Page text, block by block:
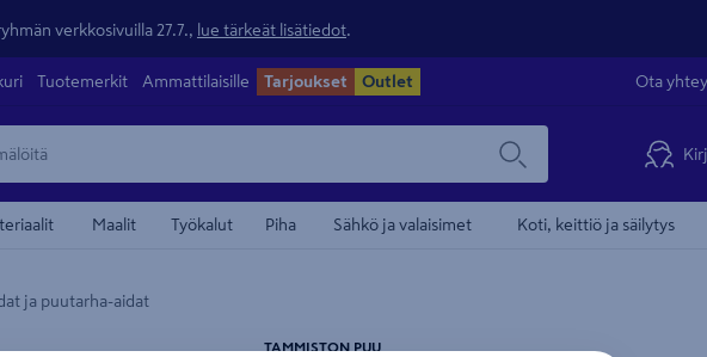
verkkosivuilla 27.7., lue tärkeät lisätiedot
Tuotemerkit Ammattilaisille Tarjoukset Outlet Ota
Maalit Työkalut Piha Sähkö ja valaisimet Koti, keittiö ja säilytys
ja puutarha-aidat
TAMMISTON PUU